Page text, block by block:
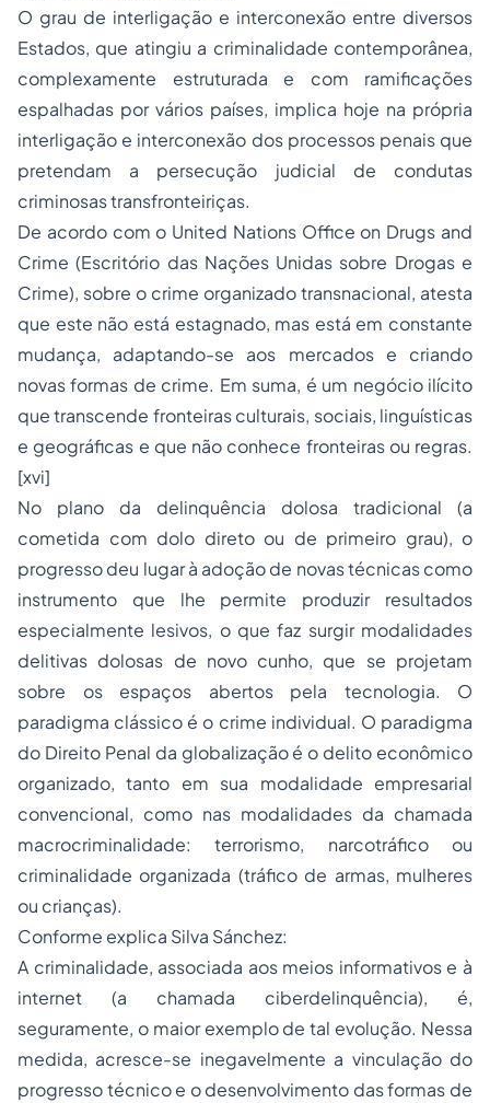
O grau de interligação e interconexão entre diversos
Estados, que atingiu a criminalidade contemporânea,
complexamente estruturada e com ramificações
espalhadas por vários países, implica hoje na própria
interligação e interconexão dos processos penais que
pretendam a persecução judicial de condutas
criminosas transfronteiriças.
De acordo com o United Nations Office on Drugs and
Crime (Escritório das Nações Unidas sobre Drogas e
Crime), sobre o crime organizado transnacional, atesta
que este não está estagnado, mas está em constante
mudança, adaptando-se aos mercados e criando
novas formas de crime. Em suma, é um negócio ilícito
que transcende fronteiras culturais, sociais, linguísticas
e geográficas e que não conhece fronteiras ou regras.
[xvi]
No plano da delinquência dolosa tradicional (a
cometida com dolo direto ou de primeiro grau), o
progresso deu lugar à adoção de novas técnicas como
instrumento que lhe permite produzir resultados
especialmente lesivos, o que faz surgir modalidades
delitivas dolosas de novo cunho, que se projetam
sobre os espaços abertos pela tecnologia. O
paradigma clássico é o crime individual. O paradigma
do Direito Penal da globalização é o delito econômico
organizado, tanto em sua modalidade empresarial
convencional, como nas modalidades da chamada
macrocriminalidade: terrorismo, narcotráfico ou
criminalidade organizada (tráfico de armas, mulheres
ou crianças).
Conforme explica Silva Sánchez:
A criminalidade, associada aos meios informativos e à
internet (a chamada ciberdelinquência), é,
seguramente, o maior exemplo de tal evolução. Nessa
medida, acresce-se inegavelmente a vinculação do
progresso técnico e o desenvolvimento das formas de